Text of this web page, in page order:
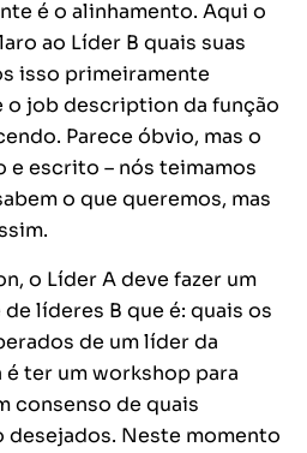
é o alinhamento. Aqui o
ao Líder B quais suas
isso primeiramente
o job description da função
Parece óbvio, mas o
escrito – nós teimamos
o que queremos, mas
, o Líder A deve fazer um
líderes B que é: quais os
de um líder da
é ter um workshop para
consenso de quais
Neste momento